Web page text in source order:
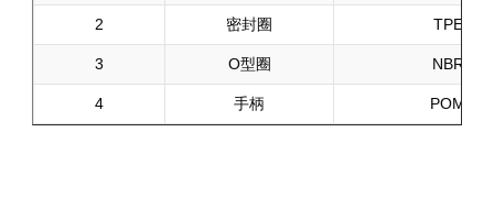
2 密封圈 TPE
3 O型圈 NBR
4 手柄 POM